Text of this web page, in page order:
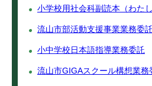
小学校用社会科副読本（わた
流山市部活動支援事業業務委
小中学校日本語指導業務委託
流山市GIGAスクール構想業務